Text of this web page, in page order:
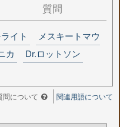
質問
イト
メスキートマウ
カ
Dr.ロットソン
関連用語について
問について